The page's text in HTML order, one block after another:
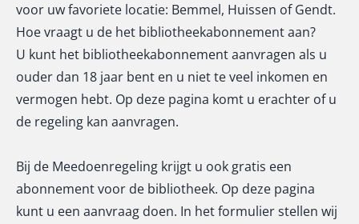
voor uw favoriete locatie: Bemmel, Huissen of Gendt.
Hoe vraagt u de het bibliotheekabonnement aan?
U kunt het bibliotheekabonnement aanvragen als u
ouder dan 18 jaar bent en u niet te veel inkomen en
vermogen hebt. Op deze pagina komt u erachter of u
de regeling kan aanvragen.
Bij de Meedoenregeling krijgt u ook gratis een
abonnement voor de bibliotheek. Op deze pagina
kunt u een aanvraag doen. In het formulier stellen wij